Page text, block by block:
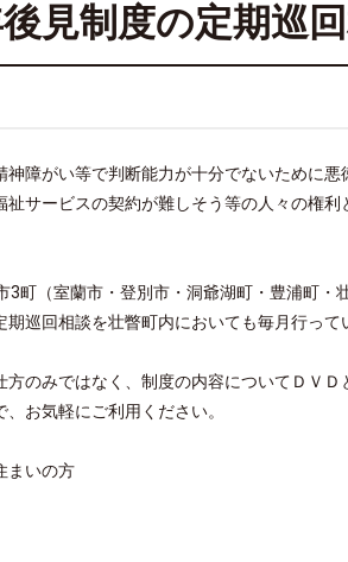
見制度の定期巡
神障がい等で判断能力が十分でないために
祉サービスの契約が難しそう等の人々の権
3町（室蘭市・登別市・洞爺湖町・豊浦町・
巡回相談を壮瞥町内においても毎月行って
方のみではなく、制度の内容についてＤＶ
お気軽にご利用ください。
まいの方